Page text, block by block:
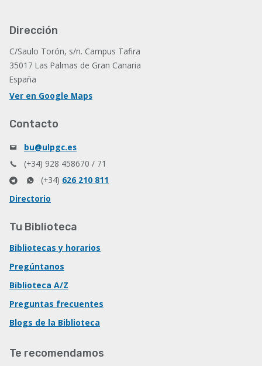
Dirección
C/Saulo Torón, s/n. Campus Tafira
35017 Las Palmas de Gran Canaria
España
Ver en Google Maps
Contacto
bu@ulpgc.es
(+34) 928 458670 / 71
(+34) 626 210 811
Directorio
Tu Biblioteca
Bibliotecas y horarios
Pregúntanos
Biblioteca A/Z
Preguntas frecuentes
Blogs de la Biblioteca
Te recomendamos